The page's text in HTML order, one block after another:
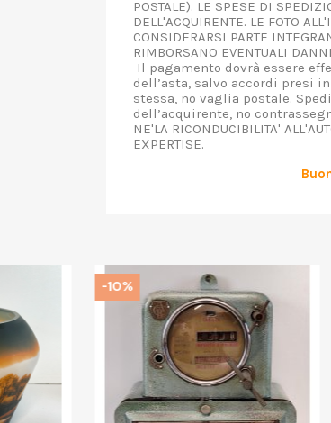
POSTALE). LE SPESE DI
DELL'ACQUIRENTE. LE FOTO
CONSIDERARSI PARTE
RIMBORSANO EVENTUALI
Il pagamento dovrà essere
dell’asta, salvo accordi presi
stessa, no vaglia postale.
dell’acquirente, no
NE'LA RICONDUCIBILITA'
EXPERTISE.
-10%